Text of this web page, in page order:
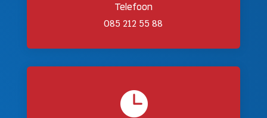
Telefoon
085 212 55 88
